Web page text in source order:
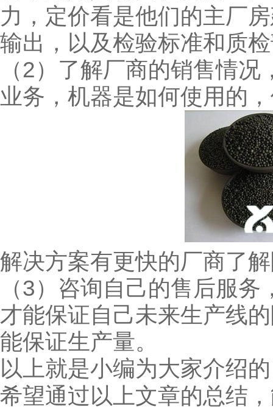
力，定价看是他们的主厂
输出，以及检验标准和质
（2）了解厂商的销售情
业务，机器是如何使用的
解决方案有更快的厂商了
（3）咨询自己的售后服
才能保证自己未来生产线
能保证生产量。
以上就是小编为大家介绍
希望通过以上文章的总结